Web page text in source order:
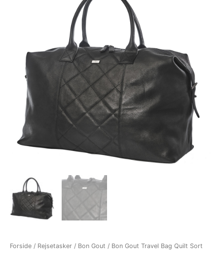
Forside / Rejsetasker / Bon Gout / Bon Gout Travel Bag Quilt Sort